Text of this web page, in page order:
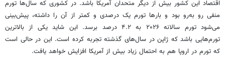
اقتصاد این کشور بیش از دیگر متحدان آمریکا باشد. در کشوری که سال‌ها تورم
منفی رو به‌رو بود و بارها تورم یک درصدی و کمتر از آن را داشته، پیش‌بینی
می‌شود تورم سالانه ۲۰۲۶ به ۴.۲ درصد برسد. این شاید یکی از بالاترین
تورم‌هایی باشد که ژاپن در سال‌های گذشته تجربه کرده است. این در حالی است
که تورم در اروپا هم به احتمال زیاد بیش از آمریکا افزایش خواهد یافت.